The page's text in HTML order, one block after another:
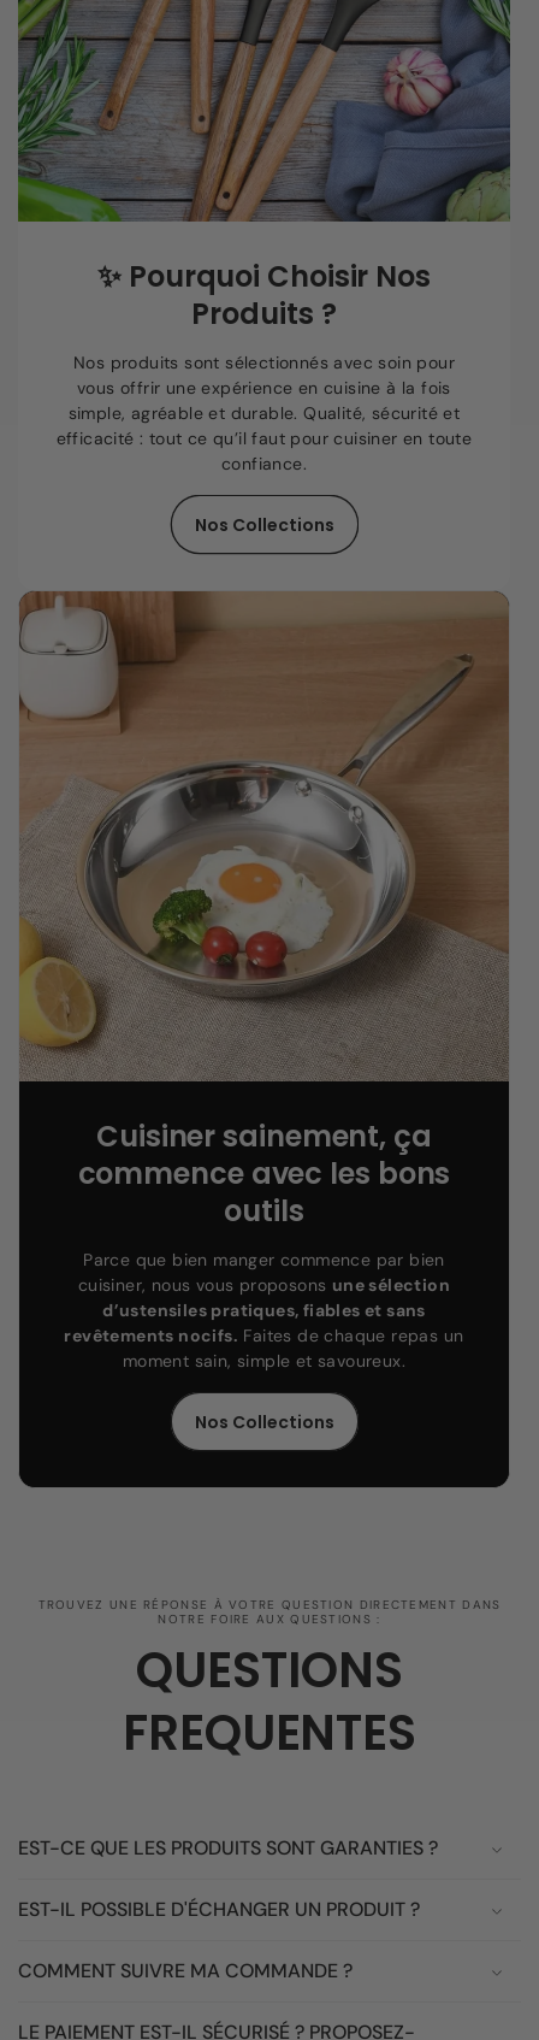
✨ Pourquoi Choisir Nos
Produits ?
Nos produits sont sélectionnés avec soin pour
vous offrir une expérience en cuisine à la fois
simple, agréable et durable. Qualité, sécurité et
efficacité : tout ce qu’il faut pour cuisiner en toute
confiance.
Nos Collections
Cuisiner sainement, ça
commence avec les bons
outils
Parce que bien manger commence par bien
cuisiner, nous vous proposons une sélection
d’ustensiles pratiques, fiables et sans
revêtements nocifs. Faites de chaque repas un
moment sain, simple et savoureux.
Nos Collections
TROUVEZ UNE RÉPONSE À VOTRE QUESTION DIRECTEMENT DANS
NOTRE FOIRE AUX QUESTIONS :
QUESTIONS
FREQUENTES
EST-CE QUE LES PRODUITS SONT GARANTIES ?
EST-IL POSSIBLE D'ÉCHANGER UN PRODUIT ?
COMMENT SUIVRE MA COMMANDE ?
LE PAIEMENT EST-IL SÉCURISÉ ? PROPOSEZ-